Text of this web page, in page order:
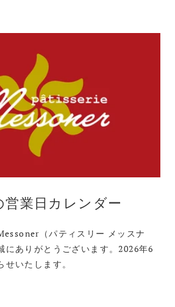
営業日カレンダー
（パティスリー メッスナ
にありがとうございます。2026年6
いたします。